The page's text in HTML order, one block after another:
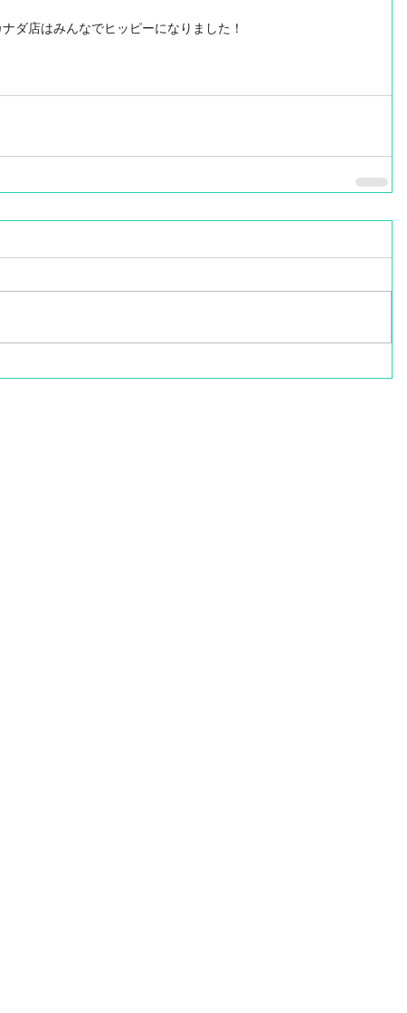
ダ店はみんなでヒッピーになりました！